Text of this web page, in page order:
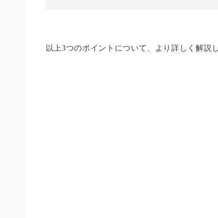
以上3つのポイントについて、より詳しく解説